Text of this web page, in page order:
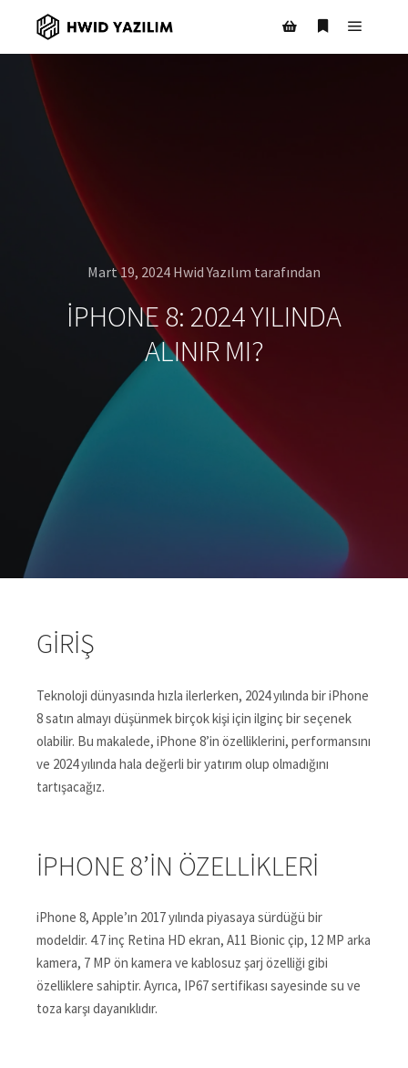
Mart 19, 2024 Hwid Yazılım tarafından
IPHONE 8: 2024 YILINDA
ALINIR MI?
GIRIŞ
Teknoloji dünyasında hızla ilerlerken, 2024 yılında bir iPhone
8 satın almayı düşünmek birçok kişi için ilginç bir seçenek
olabilir. Bu makalede, iPhone 8’in özelliklerini, performansını
ve 2024 yılında hala değerli bir yatırım olup olmadığını
tartışacağız.
IPHONE 8’IN ÖZELLIKLERI
iPhone 8, Apple’ın 2017 yılında piyasaya sürdüğü bir
modeldir. 4.7 inç Retina HD ekran, A11 Bionic çip, 12 MP arka
kamera, 7 MP ön kamera ve kablosuz şarj özelliği gibi
özelliklere sahiptir. Ayrıca, IP67 sertifikası sayesinde su ve
toza karşı dayanıklıdır.